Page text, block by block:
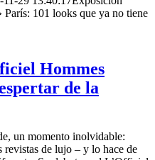
101 looks que ya no tiene
Hommes
de la
un momento inolvidable:
revistas de lujo – y lo hace de